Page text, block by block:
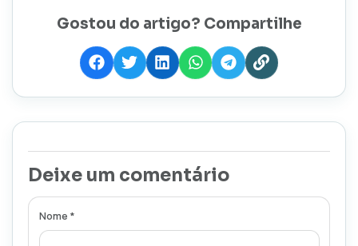
Gostou do artigo? Compartilhe
Deixe um comentário
Nome *